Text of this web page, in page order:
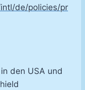
de/policies/pr
den USA und